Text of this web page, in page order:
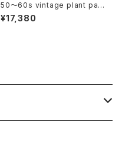
50〜60s vintage plant patt
ern pleats skirt 50〜60年代
ヴィンテージ 植物柄 プリーツス
¥17,380